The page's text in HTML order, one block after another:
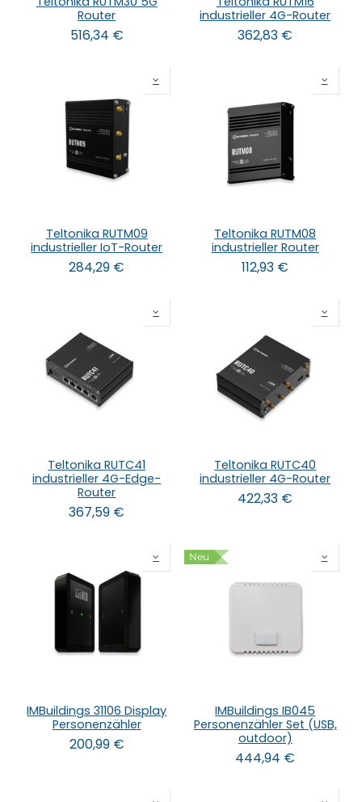
Router
516,34 €
industrieller 4G-Router
362,83 €
Teltonika RUTM09
industrieller IoT-Router
284,29 €
Teltonika RUTM08
industrieller Router
112,93 €
Teltonika RUTC41
industrieller 4G-Edge-
Router
367,59 €
Teltonika RUTC40
industrieller 4G-Router
422,33 €
IMBuildings 31106 Display
Personenzähler
200,99€
Neu
IMBuildings IB045
Personenzähler Set (USB,
outdoor)
444,94 €